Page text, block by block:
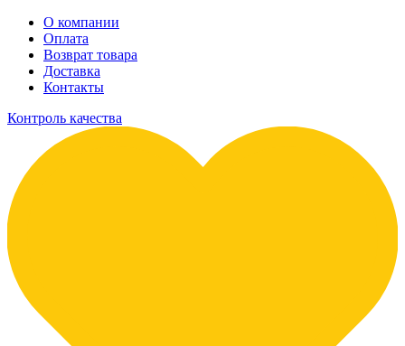
О компании
Оплата
Возврат товара
Доставка
Контакты
Контроль качества